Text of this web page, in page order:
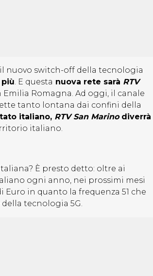
nuovo switch-off della tecnologia
. E questa nuova rete sarà RTV
Romagna. Ad oggi, il canale
tanto lontana dai confini della
italiano, RTV San Marino diverrà
italiano.
È presto detto: oltre ai
ogni anno, nei prossimi mesi
in quanto la frequenza 51 che
tecnologia 5G.